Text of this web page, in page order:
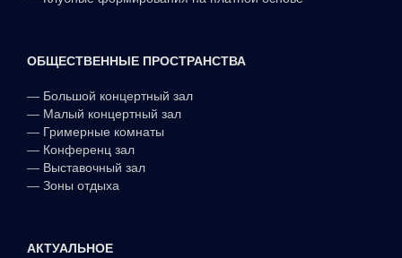
ОБЩЕСТВЕННЫЕ ПРОСТРАНСТВА
— Большой концертный зал
— Малый концертный зал
— Гримерные комнаты
— Конференц зал
— Выставочный зал
— Зоны отдыха
АКТУАЛЬНОЕ